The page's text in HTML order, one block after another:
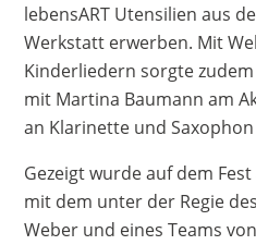
lebensART Utensilien aus
Werkstatt erwerben. Mit
Kinderliedern sorgte
mit Martina Baumann am
an Klarinette und
Gezeigt wurde auf dem
mit dem unter der Regie
Weber und eines Teams